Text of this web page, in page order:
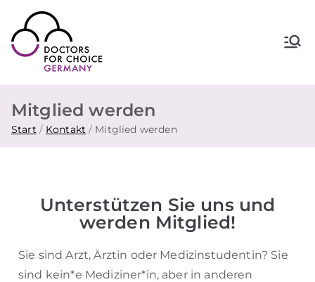
Doctors for Choice Germany
Mitglied werden
Start Kontakt Mitglied werden
Unterstützen Sie uns und
werden Mitglied!
Sie sind Arzt, Ärztin oder Medizinstudentin? Sie
sind kein*e Mediziner*in, aber in anderen